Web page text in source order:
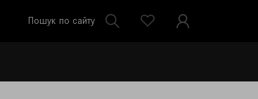
Пошук по сайту